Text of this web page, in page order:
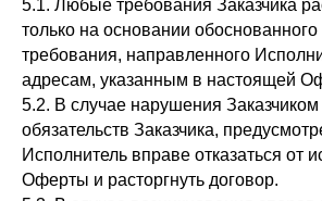
5.1. Любые требования Заказчика
только на основании
требования, направленного
адресам, указанным в настоящей
5.2. В случае нарушения
обязательств Заказчика,
Исполнитель вправе отказаться от
Оферты и расторгнуть договор.